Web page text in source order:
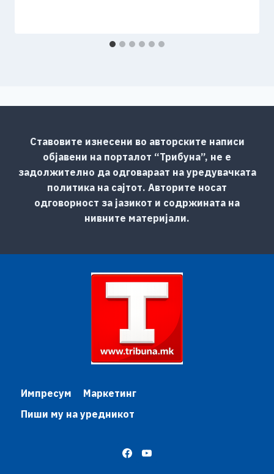
Ставовите изнесени во авторските написи
објавени на порталот “Трибуна”, не е
задолжително да одговараат на уредувачката
политика на сајтот. Авторите носат
одговорност за јазикот и содржината на
нивните материјали.
Импресум
Маркетинг
Пиши му на уредникот